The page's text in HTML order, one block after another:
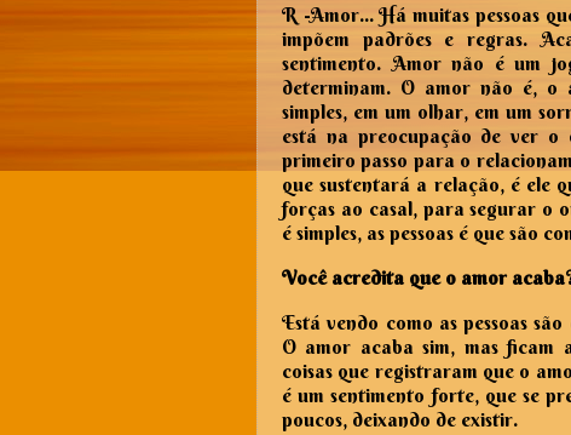
R -Amor... Há muitas pessoas
impõem padrões e regras.
sentimento. Amor não é um
determinam. O amor não é, o
simples, em um olhar, em um
está na preocupação de ver
primeiro passo para o
que sustentará a relação, é ele
forças ao casal, para segurar o
é simples, as pessoas é que são
Você acredita que o amor
Está vendo como as pessoas
O amor acaba sim, mas ficam
coisas que registraram que o
é um sentimento forte, que se
poucos, deixando de existir.